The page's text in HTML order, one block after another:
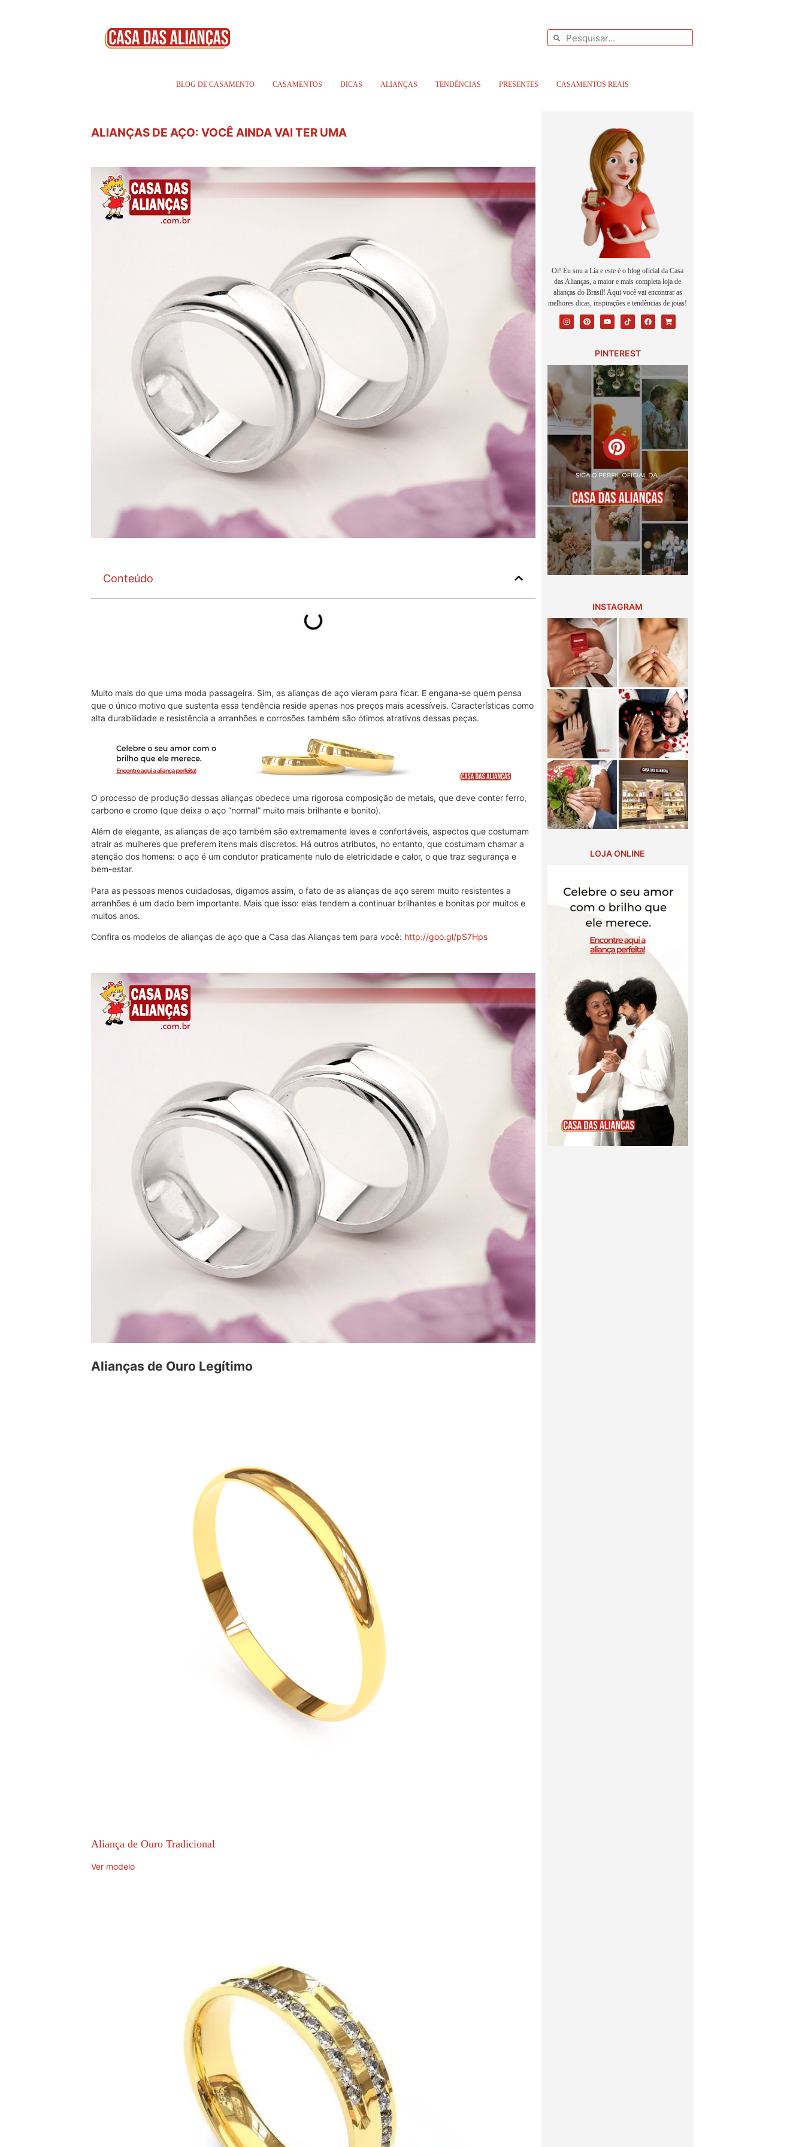
BLOG DE CASAMENTO CASAMENTOS DICAS ALIANÇAS TENDÊNCIAS PRESENTES CASAMENTOS REAIS
ALIANÇAS DE AÇO: VOCÊ AINDA VAI TER UMA
Conteúdo
Muito mais do que uma moda passageira. Sim, as alianças de aço vieram para ficar. E engana-se quem pensa
que o único motivo que sustenta essa tendência reside apenas nos preços mais acessíveis. Características como
alta durabilidade e resistência a arranhões e corrosões também são ótimos atrativos dessas peças.
O processo de produção dessas alianças obedece uma rigorosa composição de metais, que deve conter ferro,
carbono e cromo (que deixa o aço “normal” muito mais brilhante e bonito).
Além de elegante, as alianças de aço também são extremamente leves e confortáveis, aspectos que costumam
atrair as mulheres que preferem itens mais discretos. Há outros atributos, no entanto, que costumam chamar a
atenção dos homens: o aço é um condutor praticamente nulo de eletricidade e calor, o que traz segurança e
bem-estar.
Para as pessoas menos cuidadosas, digamos assim, o fato de as alianças de aço serem muito resistentes a
arranhões é um dado bem importante. Mais que isso: elas tendem a continuar brilhantes e bonitas por muitos e
muitos anos.
Confira os modelos de alianças de aço que a Casa das Alianças tem para você: http://goo.gl/pS7Hps
Alianças de Ouro Legítimo
Aliança de Ouro Tradicional
Ver modelo
Oi! Eu sou a Lia e este é o blog oficial da Casa
das Alianças, a maior e mais completa loja de
alianças do Brasil! Aqui você vai encontrar as
melhores dicas, inspirações e tendências de joias!
PINTEREST
INSTAGRAM
LOJA ONLINE